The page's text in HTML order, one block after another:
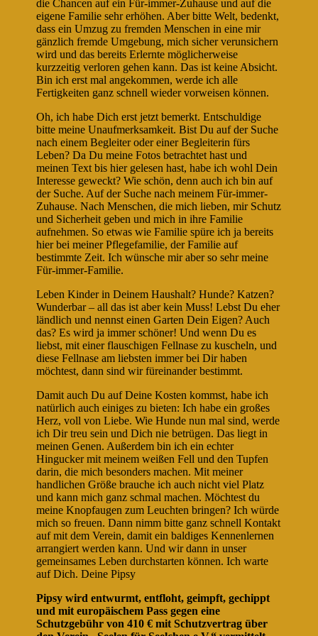
die Chancen auf ein Für-immer-Zuhause und auf die
eigene Familie sehr erhöhen. Aber bitte Welt, bedenkt,
dass ein Umzug zu fremden Menschen in eine mir
gänzlich fremde Umgebung, mich sicher verunsichern
wird und das bereits Erlernte möglicherweise
kurzzeitig verloren gehen kann. Das ist keine Absicht.
Bin ich erst mal angekommen, werde ich alle
Fertigkeiten ganz schnell wieder vorweisen können.
Oh, ich habe Dich erst jetzt bemerkt. Entschuldige
bitte meine Unaufmerksamkeit. Bist Du auf der Suche
nach einem Begleiter oder einer Begleiterin fürs
Leben? Da Du meine Fotos betrachtet hast und
meinen Text bis hier gelesen hast, habe ich wohl Dein
Interesse geweckt? Wie schön, denn auch ich bin auf
der Suche. Auf der Suche nach meinem Für-immer-
Zuhause. Nach Menschen, die mich lieben, mir Schutz
und Sicherheit geben und mich in ihre Familie
aufnehmen. So etwas wie Familie spüre ich ja bereits
hier bei meiner Pflegefamilie, der Familie auf
bestimmte Zeit. Ich wünsche mir aber so sehr meine
Für-immer-Familie.
Leben Kinder in Deinem Haushalt? Hunde? Katzen?
Wunderbar – all das ist aber kein Muss! Lebst Du eher
ländlich und nennst einen Garten Dein Eigen? Auch
das? Es wird ja immer schöner! Und wenn Du es
liebst, mit einer flauschigen Fellnase zu kuscheln, und
diese Fellnase am liebsten immer bei Dir haben
möchtest, dann sind wir füreinander bestimmt.
Damit auch Du auf Deine Kosten kommst, habe ich
natürlich auch einiges zu bieten: Ich habe ein großes
Herz, voll von Liebe. Wie Hunde nun mal sind, werde
ich Dir treu sein und Dich nie betrügen. Das liegt in
meinen Genen. Außerdem bin ich ein echter
Hingucker mit meinem weißen Fell und den Tupfen
darin, die mich besonders machen. Mit meiner
handlichen Größe brauche ich auch nicht viel Platz
und kann mich ganz schmal machen. Möchtest du
meine Knopfaugen zum Leuchten bringen? Ich würde
mich so freuen. Dann nimm bitte ganz schnell Kontakt
auf mit dem Verein, damit ein baldiges Kennenlernen
arrangiert werden kann. Und wir dann in unser
gemeinsames Leben durchstarten können. Ich warte
auf Dich. Deine Pipsy
Pipsy wird entwurmt, entfloht, geimpft, gechippt
und mit europäischem Pass gegen eine
Schutzgebühr von 410 € mit Schutzvertrag über